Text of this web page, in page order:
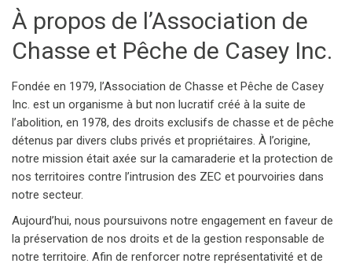
À propos de l’Association de
Chasse et Pêche de Casey Inc.
Fondée en 1979, l’Association de Chasse et Pêche de Casey
Inc. est un organisme à but non lucratif créé à la suite de
l’abolition, en 1978, des droits exclusifs de chasse et de pêche
détenus par divers clubs privés et propriétaires. À l’origine,
notre mission était axée sur la camaraderie et la protection de
nos territoires contre l’intrusion des ZEC et pourvoiries dans
notre secteur.
Aujourd’hui, nous poursuivons notre engagement en faveur de
la préservation de nos droits et de la gestion responsable de
notre territoire. Afin de renforcer notre représentativité et de